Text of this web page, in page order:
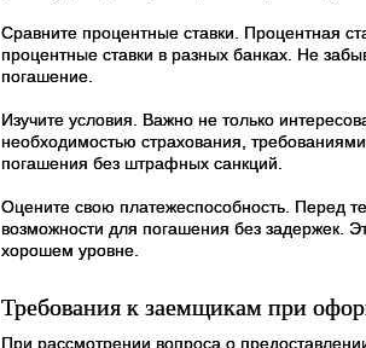
Сравните процентные ставки. Процентная
процентные ставки в разных банках. Не
погашение.
Изучите условия. Важно не только
необходимостью страхования,
погашения без штрафных санкций.
Оцените свою платежеспособность. Перед
возможности для погашения без задержек.
хорошем уровне.
Требования к заемщикам при
При рассмотрении вопроса о